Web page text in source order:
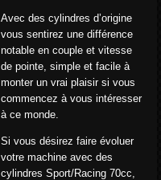
Avec des cylindres d’origine
vous sentirez une différence
notable en couple et vitesse
de pointe, simple et facile à
monter un vrai plaisir si vous
commencez à vous intéresser
à ce monde.
Si vous désirez faire évoluer
votre machine avec des
cylindres Sport/Racing 70cc,